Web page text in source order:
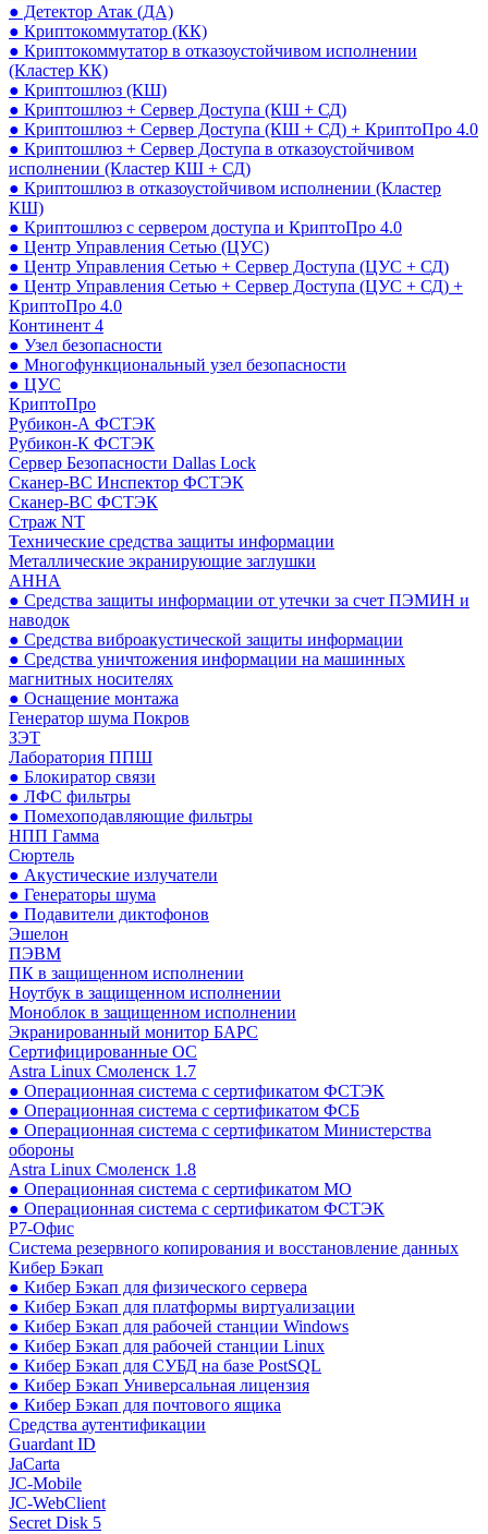
● Детектор Атак (ДА)
● Криптокоммутатор (КК)
● Криптокоммутатор в отказоустойчивом исполнении
(Кластер КК)
● Криптошлюз (КШ)
● Криптошлюз + Сервер Доступа (КШ + СД)
● Криптошлюз + Сервер Доступа (КШ + СД) + КриптоПро 4.0
● Криптошлюз + Сервер Доступа в отказоустойчивом
исполнении (Кластер КШ + СД)
● Криптошлюз в отказоустойчивом исполнении (Кластер
КШ)
● Криптошлюз с сервером доступа и КриптоПро 4.0
● Центр Управления Сетью (ЦУС)
● Центр Управления Сетью + Сервер Доступа (ЦУС + СД)
● Центр Управления Сетью + Сервер Доступа (ЦУС + СД) +
КриптоПро 4.0
Континент 4
● Узел безопасности
● Многофункциональный узел безопасности
● ЦУС
КриптоПро
Рубикон-А ФСТЭК
Рубикон-К ФСТЭК
Сервер Безопасности Dallas Lock
Сканер-ВС Инспектор ФСТЭК
Сканер-ВС ФСТЭК
Страж NT
Технические средства защиты информации
Металлические экранирующие заглушки
АННА
● Средства защиты информации от утечки за счет ПЭМИН и
наводок
● Средства виброакустической защиты информации
● Средства уничтожения информации на машинных
магнитных носителях
● Оснащение монтажа
Генератор шума Покров
ЗЭТ
Лаборатория ППШ
● Блокиратор связи
● ЛФС фильтры
● Помехоподавляющие фильтры
НПП Гамма
Сюртель
● Акустические излучатели
● Генераторы шума
● Подавители диктофонов
Эшелон
ПЭВМ
ПК в защищенном исполнении
Ноутбук в защищенном исполнении
Моноблок в защищенном исполнении
Экранированный монитор БАРС
Сертифицированные ОС
Astra Linux Смоленск 1.7
● Операционная система с сертификатом ФСТЭК
● Операционная система с сертификатом ФСБ
● Операционная система с сертификатом Министерства
обороны
Astra Linux Смоленск 1.8
● Операционная система с сертификатом МО
● Операционная система с сертификатом ФСТЭК
Р7-Офис
Система резервного копирования и восстановление данных
Кибер Бэкап
● Кибер Бэкап для физического сервера
● Кибер Бэкап для платформы виртуализации
● Кибер Бэкап для рабочей станции Windows
● Кибер Бэкап для рабочей станции Linux
● Кибер Бэкап для СУБД на базе PostSQL
● Кибер Бэкап Универсальная лицензия
● Кибер Бэкап для почтового ящика
Средства аутентификации
Guardant ID
JaCarta
JC-Mobile
JC-WebClient
Secret Disk 5